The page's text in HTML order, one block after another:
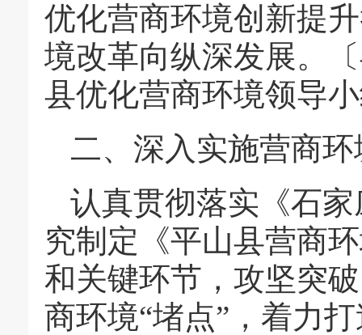
优化营商环境创新提
境改革向纵深发展。
县优化营商环境领导
二、深入实施营商
认真贯彻落实《石
究制定《平山县营商
和关键环节，攻坚突
商环境“堵点”，着力